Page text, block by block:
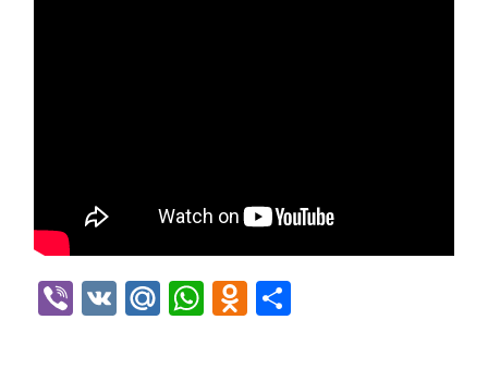
Viber
VK Mail.Ru
WhatsApp
Odnoklassniki